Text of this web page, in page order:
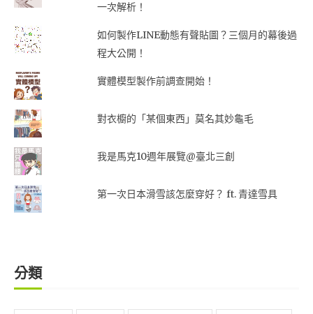
一次解析！
如何製作LINE動態有聲貼圖？三個月的幕後過
程大公開！
實體模型製作前調查開始！
對衣櫥的「某個東西」莫名其妙龜毛
我是馬克10週年展覽@臺北三創
第一次日本滑雪該怎麼穿好？ ft. 青達雪具
分類